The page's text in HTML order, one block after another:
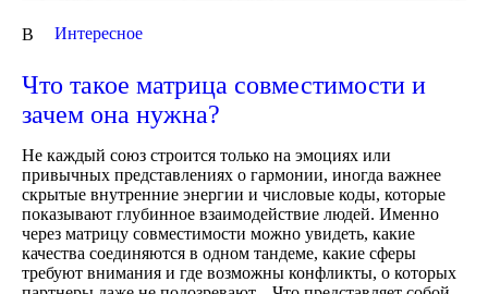
В Интересное
Что такое матрица совместимости и
зачем она нужна?
Не каждый союз строится только на эмоциях или
привычных представлениях о гармонии, иногда важнее
скрытые внутренние энергии и числовые коды, которые
показывают глубинное взаимодействие людей. Именно
через матрицу совместимости можно увидеть, какие
качества соединяются в одном тандеме, какие сферы
требуют внимания и где возможны конфликты, о которых